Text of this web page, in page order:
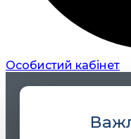
Особистий кабінет